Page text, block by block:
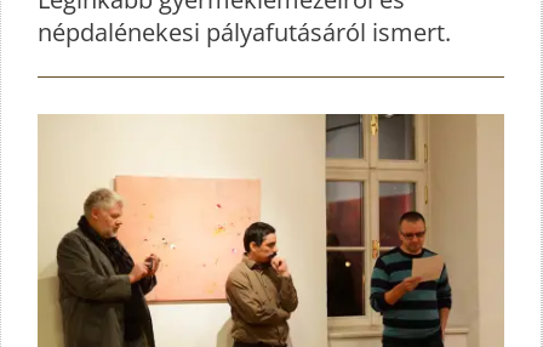
népdalénekesi pályafutásáról ismert.